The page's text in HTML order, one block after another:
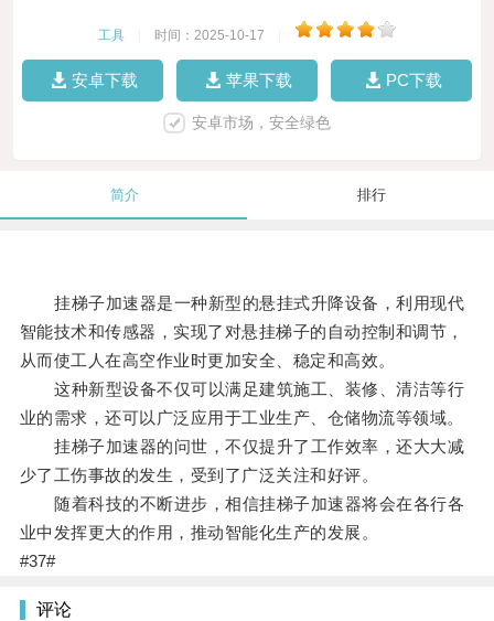
工具 时间：2025-10-17
安卓下载 苹果下载 PC下载
安卓市场，安全绿色
简介 排行
挂梯子加速器是一种新型的悬挂式升降设备，利用现代
智能技术和传感器，实现了对悬挂梯子的自动控制和调节，
从而使工人在高空作业时更加安全、稳定和高效。
这种新型设备不仅可以满足建筑施工、装修、清洁等行
业的需求，还可以广泛应用于工业生产、仓储物流等领域。
挂梯子加速器的问世，不仅提升了工作效率，还大大减
少了工伤事故的发生，受到了广泛关注和好评。
随着科技的不断进步，相信挂梯子加速器将会在各行各
业中发挥更大的作用，推动智能化生产的发展。
#37#
评论